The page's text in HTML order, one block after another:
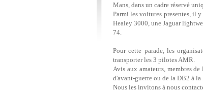
Mans, dans un cadre réservé
Parmi les voitures presentes, il
Healey 3000, une Jaguar
74.
Pour cette parade, les
transporter les 3 pilotes AMR.
Avis aux amateurs, membres
d'avant-guerre ou de la DB2 à
Nous les invitons à nous